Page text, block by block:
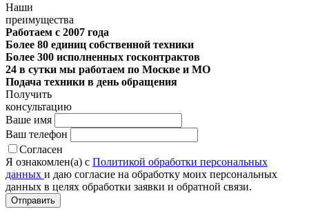
Наши
преимущества
Работаем с 2007 года
Более 80 единиц собственной техники
Более 300 исполненных госконтрактов
24 в сутки мы работаем по Москве и МО
Подача техники в день обращения
Получить
консультацию
Ваше имя
Ваш телефон
Согласен
Я ознакомлен(а) с Политикой обработки персональных
данных и даю согласие на обработку моих персональных
данных в целях обработки заявки и обратной связи.